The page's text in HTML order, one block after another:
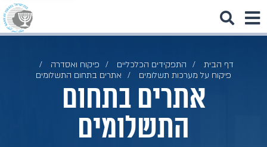
דף הבית התפקידים הכלכליים
פיקוח ואסדרה
פיקוח על מערכות תשלומים
אתרים בתחום התשלומים
אתרים בתחום
התשלומים